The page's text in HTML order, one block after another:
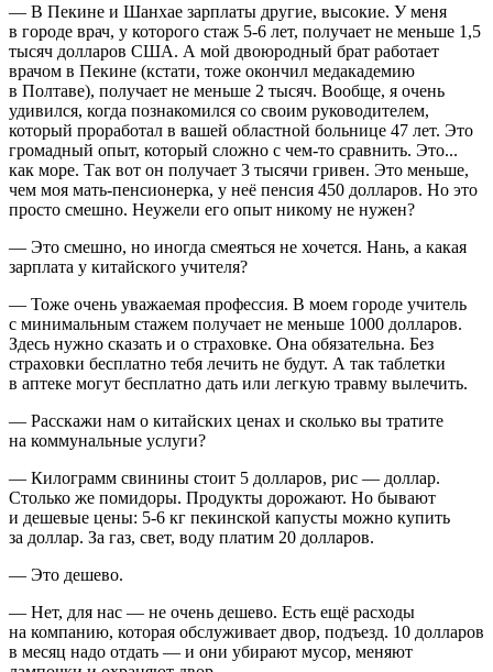
— В Пекине и Шанхае зарплаты другие, высокие. У меня
в городе врач, у которого стаж 5-6 лет, получает не меньше 1,5
тысяч долларов США. А мой двоюродный брат работает
врачом в Пекине (кстати, тоже окончил медакадемию
в Полтаве), получает не меньше 2 тысяч. Вообще, я очень
удивился, когда познакомился со своим руководителем,
который проработал в вашей областной больнице 47 лет. Это
громадный опыт, который сложно с чем-то сравнить. Это...
как море. Так вот он получает 3 тысячи гривен. Это меньше,
чем моя мать-пенсионерка, у неё пенсия 450 долларов. Но это
просто смешно. Неужели его опыт никому не нужен?
— Это смешно, но иногда смеяться не хочется. Нань, а какая
зарплата у китайского учителя?
— Тоже очень уважаемая профессия. В моем городе учитель
с минимальным стажем получает не меньше 1000 долларов.
Здесь нужно сказать и о страховке. Она обязательна. Без
страховки бесплатно тебя лечить не будут. А так таблетки
в аптеке могут бесплатно дать или легкую травму вылечить.
— Расскажи нам о китайских ценах и сколько вы тратите
на коммунальные услуги?
— Килограмм свинины стоит 5 долларов, рис — доллар.
Столько же помидоры. Продукты дорожают. Но бывают
и дешевые цены: 5-6 кг пекинской капусты можно купить
за доллар. За газ, свет, воду платим 20 долларов.
— Это дешево.
— Нет, для нас — не очень дешево. Есть ещё расходы
на компанию, которая обслуживает двор, подъезд. 10 долларов
в месяц надо отдать — и они убирают мусор, меняют